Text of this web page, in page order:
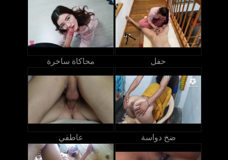
محاكاة ساخرة حفل
عاطفي ضخ دواسة